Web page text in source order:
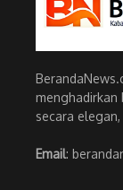
menghadirkan
secara
Email: